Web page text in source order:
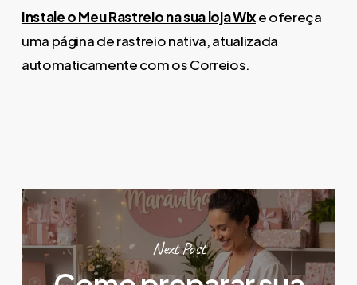
Instale o Meu Rastreio na sua loja Wixe ofereça
uma página de rastreio nativa, atualizada
automaticamente com os Correios.
Next Post